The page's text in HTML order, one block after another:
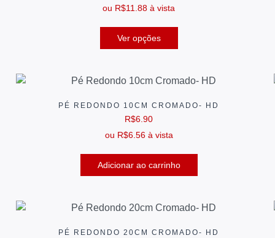
ou R$11.88 à vista
Ver opções
PÉ REDONDO 10CM CROMADO- HD
R$6.90
ou R$6.56 à vista
Adicionar ao carrinho
PÉ REDONDO 20CM CROMADO- HD